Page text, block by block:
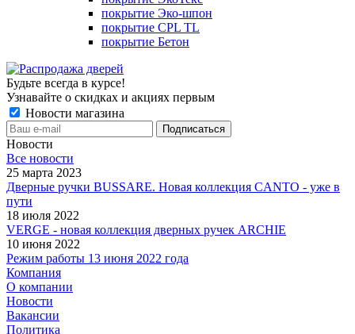
покрытие Эко-шпон
покрытие CPL TL
покрытие Бетон
Будьте всегда в курсе!
Узнавайте о скидках и акциях первым
Новости магазина
Новости
Все новости
25 марта 2023
Дверные ручки BUSSARE. Новая коллекция CANTO - уже в
пути
18 июля 2022
VERGE - новая коллекция дверных ручек ARCHIE
10 июня 2022
Режим работы 13 июня 2022 года
Компания
О компании
Новости
Вакансии
Политика